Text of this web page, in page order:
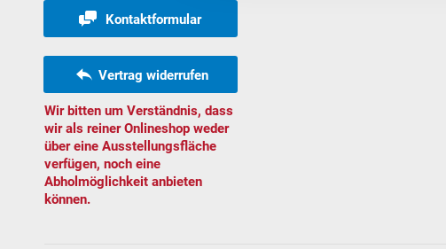
Kontaktformular
Vertrag widerrufen
Wir bitten um Verständnis, dass
wir als reiner Onlineshop weder
über eine Ausstellungsfläche
verfügen, noch eine
Abholmöglichkeit anbieten
können.